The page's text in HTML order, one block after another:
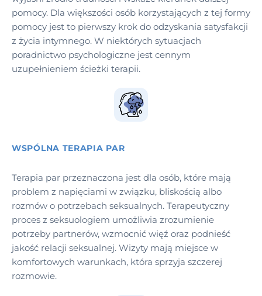
pomocy. Dla większości osób korzystających z tej formy
pomocy jest to pierwszy krok do odzyskania satysfakcji
z życia intymnego. W niektórych sytuacjach
poradnictwo psychologiczne jest cennym
uzupełnieniem ścieżki terapii.
WSPÓLNA TERAPIA PAR
Terapia par przeznaczona jest dla osób, które mają
problem z napięciami w związku, bliskością albo
rozmów o potrzebach seksualnych. Terapeutyczny
proces z seksuologiem umożliwia zrozumienie
potrzeby partnerów, wzmocnić więź oraz podnieść
jakość relacji seksualnej. Wizyty mają miejsce w
komfortowych warunkach, która sprzyja szczerej
rozmowie.